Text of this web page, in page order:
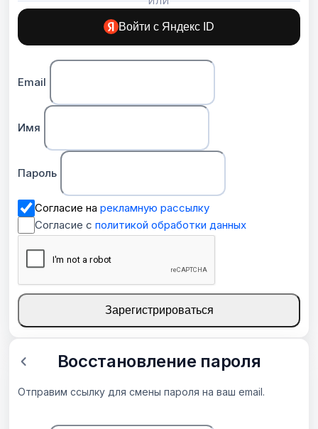
Войти с Яндекс ID
Email
Имя
Пароль
Согласие на рекламную рассылку
Согласие с политикой обработки данных
Зарегистрироваться
Восстановление пароля
Отправим ссылку для смены пароля на ваш email.